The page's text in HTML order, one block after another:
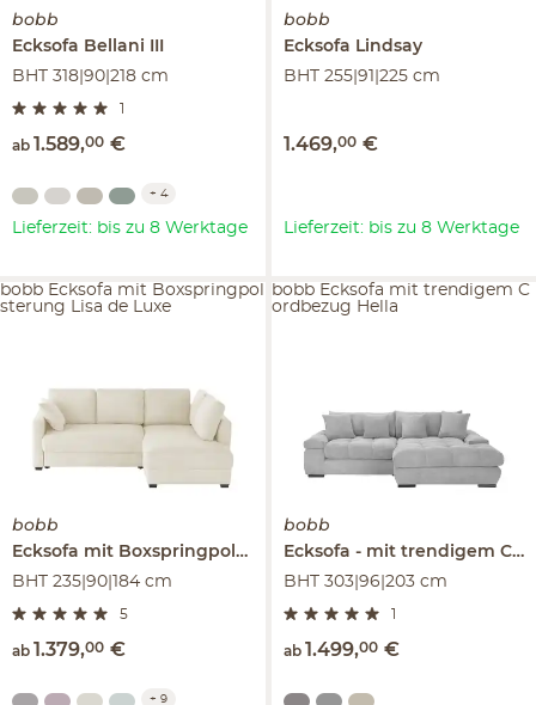
bobb
Ecksofa Bellani III
BHT 318|90|218 cm
1
ab 1.589,00 €
+ 4
Lieferzeit: bis zu 8 Werktage
bobb
Ecksofa Lindsay
BHT 255|91|225 cm
1.469,00 €
Lieferzeit: bis zu 8 Werktage
bobb
Ecksofa mit Boxspringpolsterung
Lisa de Luxe
BHT 235|90|184 cm
5
ab 1.379,00 €
bobb Ecksofa mit Boxspringpol
sterung Lisa de Luxe
+ 9
bobb
Ecksofa
mit trendigem Cordbezug
BHT 303|96|203 cm
ab 1.499,00 €
bobb Ecksofa mit trendigem C
ordbezug Hella